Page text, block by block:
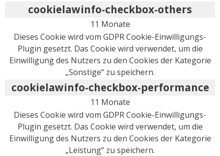
cookielawinfo-checkbox-others
11 Monate
Dieses Cookie wird vom GDPR Cookie-Einwilligungs-
Plugin gesetzt. Das Cookie wird verwendet, um die
Einwilligung des Nutzers zu den Cookies der Kategorie
„Sonstige“ zu speichern.
cookielawinfo-checkbox-performance
11 Monate
Dieses Cookie wird vom GDPR Cookie-Einwilligungs-
Plugin gesetzt. Das Cookie wird verwendet, um die
Einwilligung des Nutzers zu den Cookies der Kategorie
„Leistung“ zu speichern.